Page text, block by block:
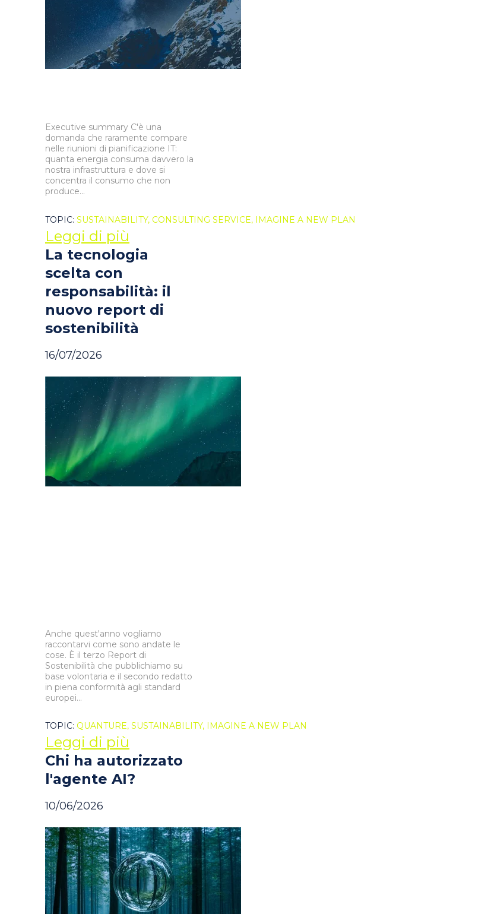
Executive summary C'è una
domanda che raramente compare
nelle riunioni di pianificazione IT:
quanta energia consuma davvero la
nostra infrastruttura e dove si
concentra il consumo che non
produce...
TOPIC: SUSTAINABILITY, CONSULTING SERVICE, IMAGINE A NEW PLAN
Leggi di più
La tecnologia
scelta con
responsabilità: il
nuovo report di
sostenibilità
16/07/2026
Anche quest'anno vogliamo
raccontarvi come sono andate le
cose. È il terzo Report di
Sostenibilità che pubblichiamo su
base volontaria e il secondo redatto
in piena conformità agli standard
europei...
TOPIC: QUANTURE, SUSTAINABILITY, IMAGINE A NEW PLAN
Leggi di più
Chi ha autorizzato
l'agente AI?
10/06/2026